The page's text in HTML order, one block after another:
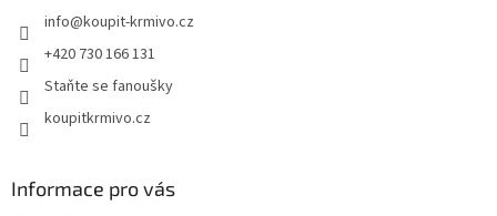
info@koupit-krmivo.cz
+420 730 166 131
Staňte se fanoušky
koupitkrmivo.cz
Informace pro vás